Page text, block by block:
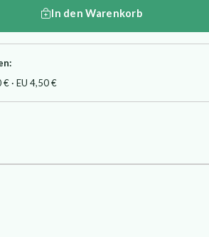
In den Warenkorb
€ · EU 4,50 €